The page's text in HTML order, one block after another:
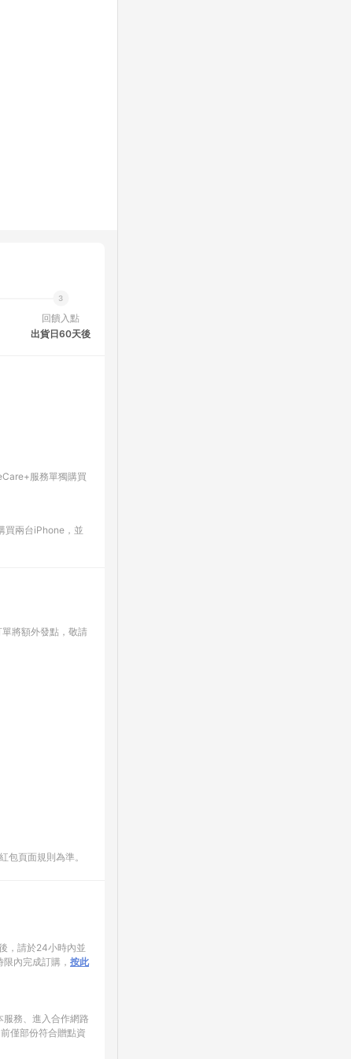
回饋入點
出貨日60天後
服務單獨購買
買兩台iPhone，並
將額外發點，敬請
包頁面規則為準。
，請於24小時內並
內完成訂購， 按此
務、進入合作網路
僅部份符合贈點資